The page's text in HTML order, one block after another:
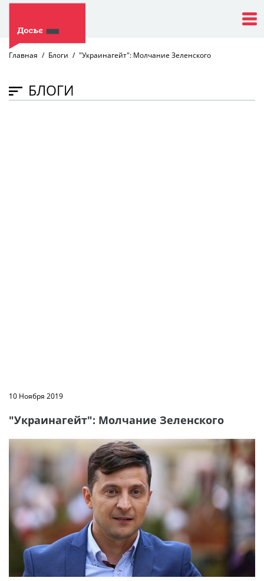
Главная Блоги "Украинагейт": Молчание Зеленского
БЛОГИ
10 Ноября 2019
"Украинагейт": Молчание Зеленского